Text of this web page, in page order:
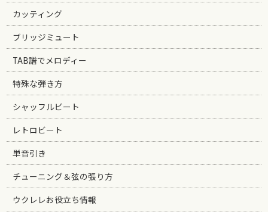
カッティング
ブリッジミュート
TAB譜でメロディー
特殊な弾き方
シャッフルビート
レトロビート
単音引き
チューニング＆弦の張り方
ウクレレお役立ち情報